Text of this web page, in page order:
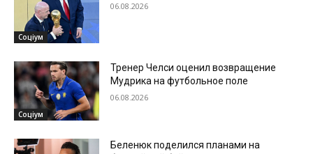
Соціум
06.08.2026
Соціум
Тренер Челси оценил возвращение
Мудрика на футбольное поле
06.08.2026
Беленюк поделился планами на